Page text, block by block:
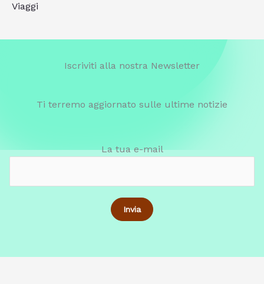
Viaggi
Iscriviti alla nostra Newsletter
Ti terremo aggiornato sulle ultime notizie
La tua e-mail